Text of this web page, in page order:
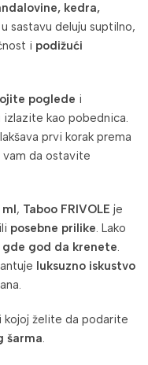
kedra,
u sastavu deluju suptilno,
i podižući
poglede i
izlazite kao pobednica.
prvi korak prema
vam da ostavite
, Taboo FRIVOLE je
ili posebne prilike. Lako
gde god da krenete.
luksuzno iskustvo
kojoj želite da podarite
šarma.